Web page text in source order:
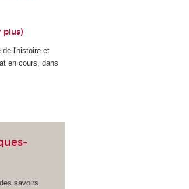
plus)
de l'histoire et
en cours, dans
savoirs